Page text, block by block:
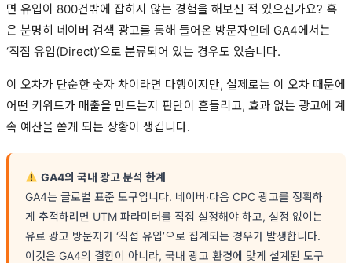
면 유입이 800건밖에 잡히지 않는 경험을 해보신 적 있으신가요? 혹
은 분명히 네이버 검색 광고를 통해 들어온 방문자인데 GA4에서는
‘직접 유입(Direct)’으로 분류되어 있는 경우도 있습니다.
이 오차가 단순한 숫자 차이라면 다행이지만, 실제로는 이 오차 때문에
어떤 키워드가 매출을 만드는지 판단이 흔들리고, 효과 없는 광고에 계
속 예산을 쏟게 되는 상황이 생깁니다.
GA4의 국내 광고 분석 한계
GA4는 글로벌 표준 도구입니다. 네이버·다음 CPC 광고를 정확하
게 추적하려면 UTM 파라미터를 직접 설정해야 하고, 설정 없이는
유료 광고 방문자가 ‘직접 유입’으로 집계되는 경우가 발생합니다.
이것은 GA4의 결함이 아니라, 국내 광고 환경에 맞게 설계된 도구